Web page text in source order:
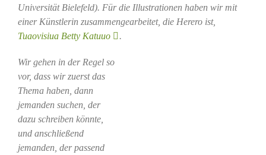
Universität Bielefeld). Für die Illustrationen haben wir mit
einer Künstlerin zusammengearbeitet, die Herero ist,
Tuaovisiua Betty Katuuo
.
Wir gehen in der Regel so
vor, dass wir zuerst das
Thema haben, dann
jemanden suchen, der
dazu schreiben könnte,
und anschließend
jemanden, der passend